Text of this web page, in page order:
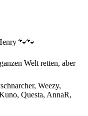
🐾🐾
Welt retten, aber
, Weezy,
, Questa, AnnaR,